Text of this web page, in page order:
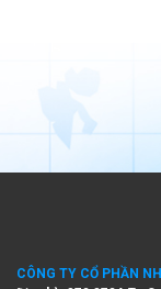
Địa chỉ : 872-872A Tạ